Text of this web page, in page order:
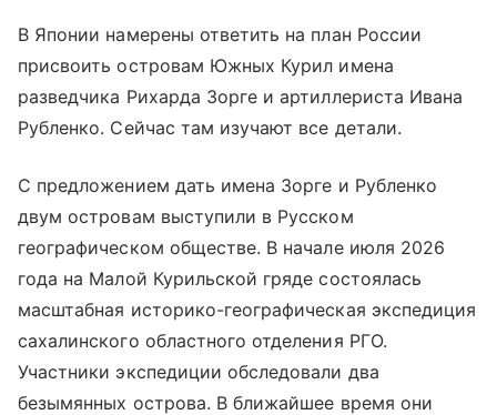
В Японии намерены ответить на план России
присвоить островам Южных Курил имена
разведчика Рихарда Зорге и артиллериста Ивана
Рубленко. Сейчас там изучают все детали.
С предложением дать имена Зорге и Рубленко
двум островам выступили в Русском
географическом обществе. В начале июля 2026
года на Малой Курильской гряде состоялась
масштабная историко-географическая экспедиция
сахалинского областного отделения РГО.
Участники экспедиции обследовали два
безымянных острова. В ближайшее время они